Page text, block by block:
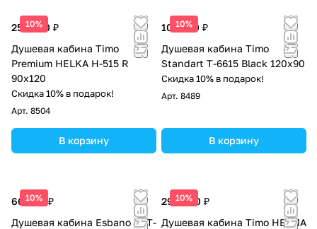
10%
253 680 ₽
Душевая кабина Timo
Premium HELKA H-515 R
90х120
Скидка 10% в подарок!
Арт. 8504
В корзину
10%
101 640 ₽
Душевая кабина Timo
Standart Т-6615 Black 120x90
Скидка 10% в подарок!
Арт. 8489
В корзину
10%
66 300 ₽
Душевая кабина Esbano EST-
10%
298 300 ₽
Душевая кабина Timo HELMA